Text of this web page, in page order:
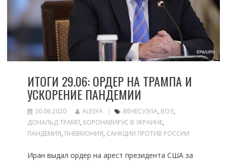
ИТОГИ 29.06: ОРДЕР НА ТРАМПА И
УСКОРЕНИЕ ПАНДЕМИИ
30.06.2020 ALESYA ВЕНЕСУЭЛА, ВОЗ,
ДОНАЛЬД ТРАМП, КОРОНАВИРУС В УКРАИНЕ,
ПАНДЕМИЯ, ПНЕВМОНИЯ, САНКЦИИ ПРОТИВ РОССИИ
Иран выдал ордер на арест президента США за